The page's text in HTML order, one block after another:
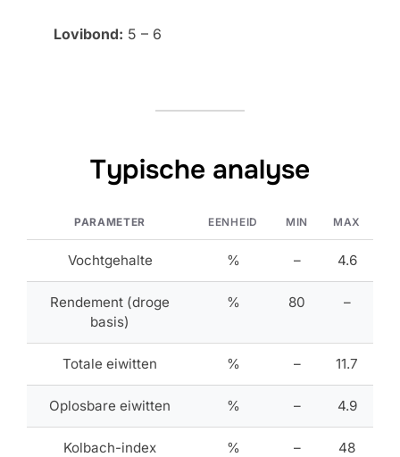
Lovibond: 5 – 6
Typische analyse
PARAMETER EENHEID MIN MAX
Vochtgehalte % – 4.6
Rendement (droge
basis)
% 80 –
Totale eiwitten % – 11.7
Oplosbare eiwitten % – 4.9
Kolbach-index % – 48